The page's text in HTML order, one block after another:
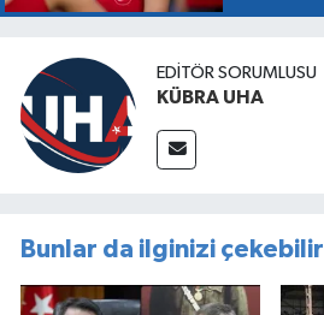
EDİTÖR SORUMLUSU
KÜBRA UHA
Bunlar da ilginizi çekebilir